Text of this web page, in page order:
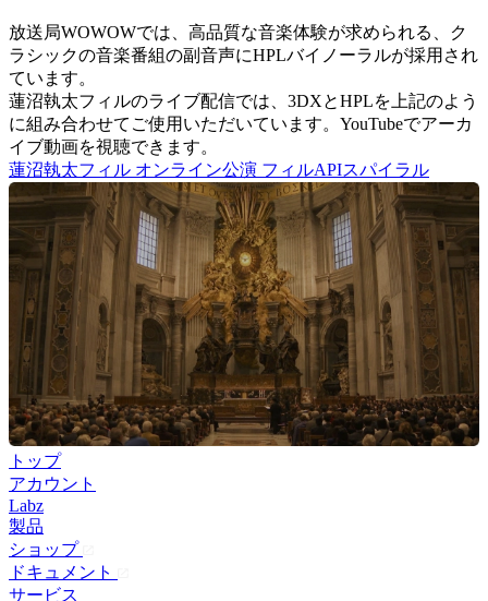
放送局WOWOWでは、高品質な音楽体験が求められる、ク
ラシックの音楽番組の副音声にHPLバイノーラルが採用され
ています。
蓮沼執太フィルのライブ配信では、3DXとHPLを上記のよう
に組み合わせてご使用いただいています。YouTubeでアーカ
イブ動画を視聴できます。
蓮沼執太フィル オンライン公演 フィルAPIスパイラル
トップ
アカウント
Labz
製品
ショップ
ドキュメント
サービス